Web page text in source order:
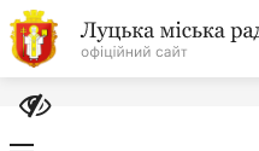
На
головну